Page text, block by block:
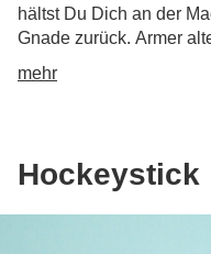
hältst Du Dich an der
Gnade zurück. Armer
Krepieren wie ein
kommen, es lebe das
mehr
Hockeystick